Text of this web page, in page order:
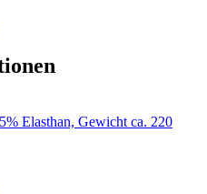
Elasthan, Gewicht ca. 220